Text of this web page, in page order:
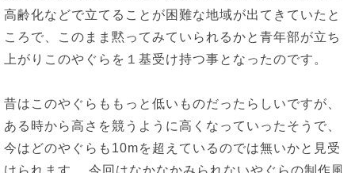
高齢化などで立てることが困難な地域が出てきていたと
ころで、このまま黙ってみていられるかと青年部が立ち
上がりこのやぐらを１基受け持つ事となったのです。
昔はこのやぐらももっと低いものだったらしいですが、
ある時から高さを競うように高くなっていったそうで、
今はどのやぐらも10mを超えているのでは無いかと見受
けられます。 今回はなかなかみられないやぐらの制作風